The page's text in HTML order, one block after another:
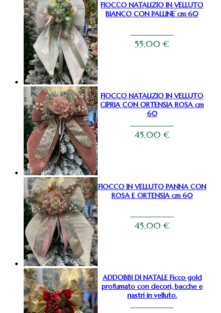
FIOCCO NATALIZIO IN VELLUTO
BIANCO CON PALLINE cm 60
55,00 €
FIOCCO NATALIZIO IN VELLUTO
CIPRIA CON ORTENSIA ROSA cm
60
45,00 €
FIOCCO IN VELLUTO PANNA CON
ROSA E ORTENSIA cm 60
45,00 €
ADDOBBI DI NATALE Ficco gold
profumato con decori, bacche e
nastri in velluto.